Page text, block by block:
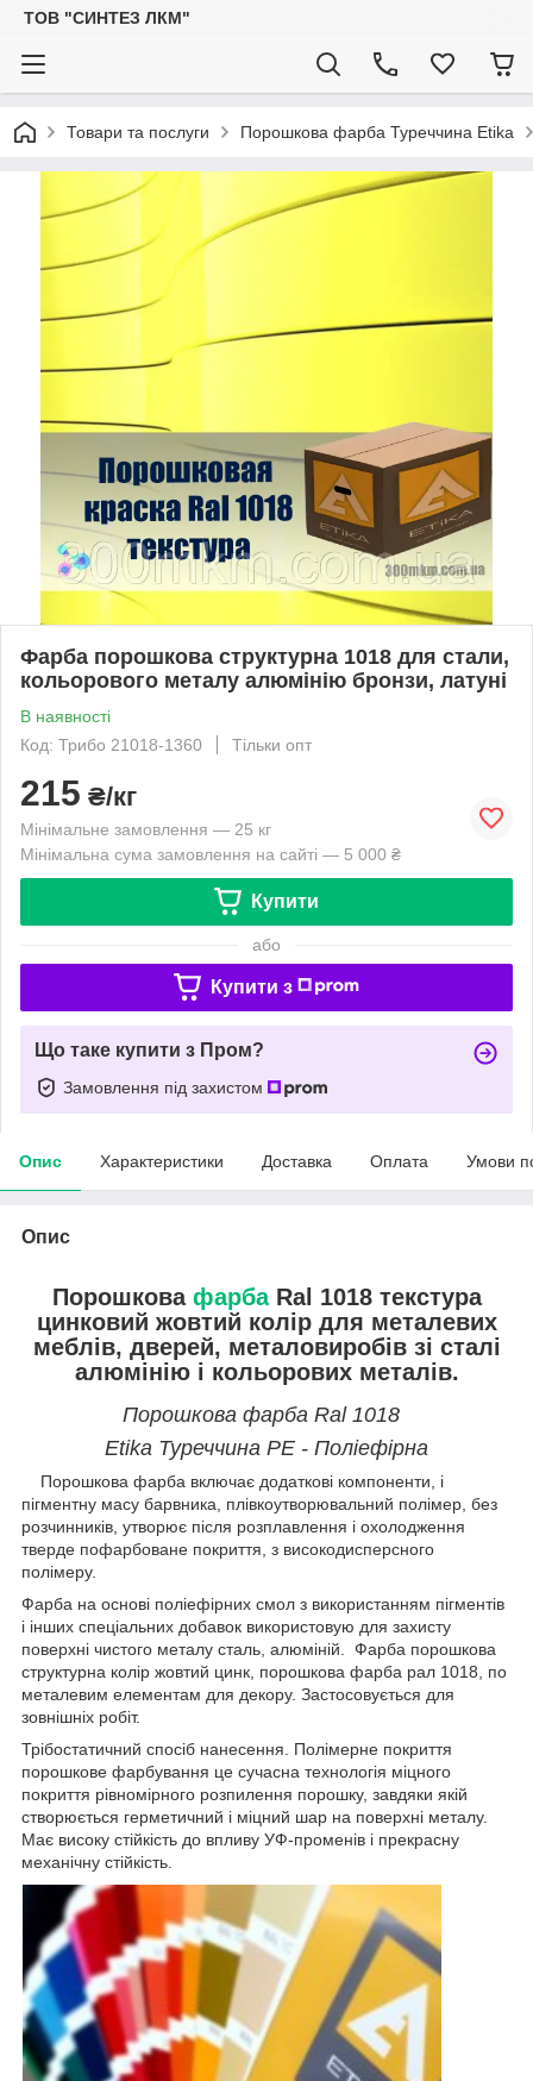
ТОВ "СИНТЕЗ ЛКМ"
Товари та послуги Порошкова фарба Туреччина Etika
Фарба порошкова структурна 1018 для стали,
кольорового металу алюмінію бронзи, латуні
В наявності
Код: Трибо 21018-1360
Тільки опт
215 ₴/кг
Мінімальне замовлення — 25 кг
Мінімальна сума замовлення на сайті — 5 000 ₴
Купити
або
Купити з
Що таке купити з Пром?
Замовлення під захистом
Опис Характеристики Доставка Оплата Умови
Опис
Порошкова фарбаRal 1018 текстура
цинковий жовтий колір для металевих
меблів, дверей, металовиробів зі сталі
алюмінію і кольорових металів.
Порошкова фарба Ral 1018
Etika Туреччина PE - Поліефірна
Порошкова фарба включає додаткові компоненти, і
пігментну масу барвника, плівкоутворювальний полімер, без
розчинників, утворює після розплавлення і охолодження
тверде пофарбоване покриття, з високодисперсного
полімеру.
Фарба на основі поліефірних смол з використанням пігментів
і інших спеціальних добавок використовую для захисту
поверхні чистого металу сталь, алюміній. Фарба порошкова
структурна колір жовтий цинк, порошкова фарба рал 1018, по
металевим елементам для декору. Застосовується для
зовнішніх робіт.
Трібостатичний спосіб нанесення. Полімерне покриття
порошкове фарбування це сучасна технологія міцного
покриття рівномірного розпилення порошку, завдяки якій
створюється герметичний і міцний шар на поверхні металу.
Має високу стійкість до впливу УФ-променів і прекрасну
механічну стійкість.